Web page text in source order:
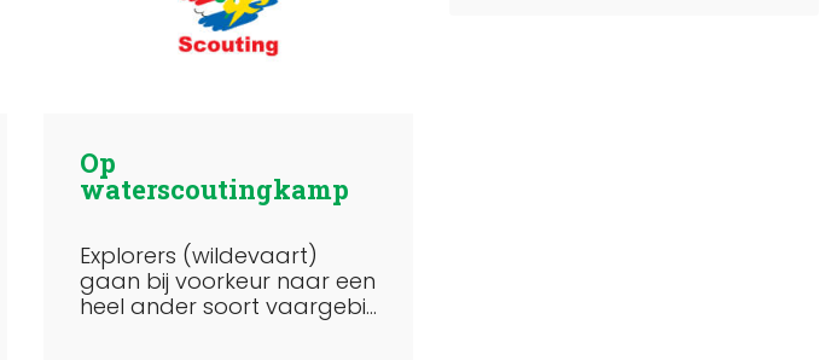
Op
waterscoutingkamp
Explorers (wildevaart)
gaan bij voorkeur naar een
heel ander soort vaargebi...